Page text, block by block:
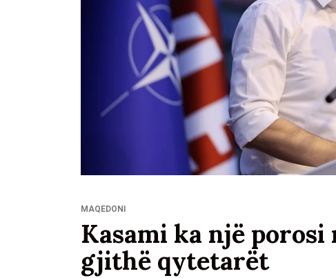
MAQEDONI
Kasami ka një
gjithë qytetarët